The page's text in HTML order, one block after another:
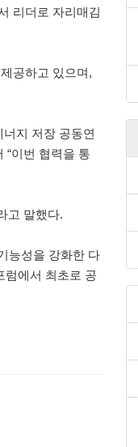
리더로 자리매김
공하고 있으며,
지 저장 공동연
“이번 협력을 통
고 말했다.
능성을 강화한 다
럼에서 최초로 공